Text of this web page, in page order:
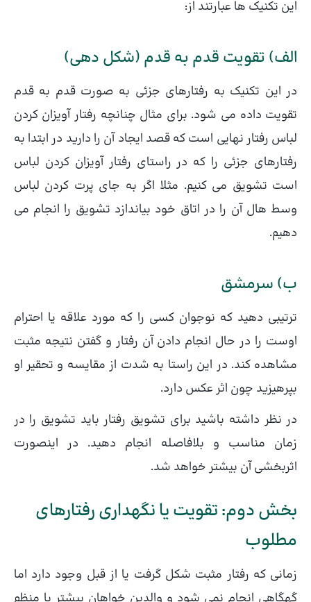
این تکنیک ها عبارتند از:
الف) تقویت قدم به قدم (شکل دهی)
در این تکنیک به رفتارهای جزئی به صورت قدم به قدم
تقویت داده می شود. برای مثال چنانچه رفتار آویزان کردن
لباس رفتار نهایی است که قصد ایجاد آن را دارید در ابتدا به
رفتارهای جزئی را که در راستای رفتار آویزان کردن لباس
است تشویق می کنیم. مثلا اگر به جای پرت کردن لباس
وسط هال آن را در اتاق خود بیاندازد تشویق را انجام می
دهیم.
ب) سرمشق
ترتیبی دهید که نوجوان کسی را که مورد علاقه یا احترام
اوست را در حال انجام دادن آن رفتار و گفتن نتیجه مثبت
مشاهده کند. در این راستا به شدت از مقایسه و تحقیر او
بپرهیزید چون اثر عکس دارد.
در نظر داشته باشید برای تشویق رفتار باید تشویق را در
زمان مناسب و بلافاصله انجام دهید. در اینصورت
اثربخشی آن بیشتر خواهد شد.
بخش دوم: تقویت یا نگهداری رفتارهای
مطلوب
زمانی که رفتار مثبت شکل گرفت یا از قبل وجود دارد اما
گهگاهی انجام نمی شود و والدین خواهان بیشتر یا منظم